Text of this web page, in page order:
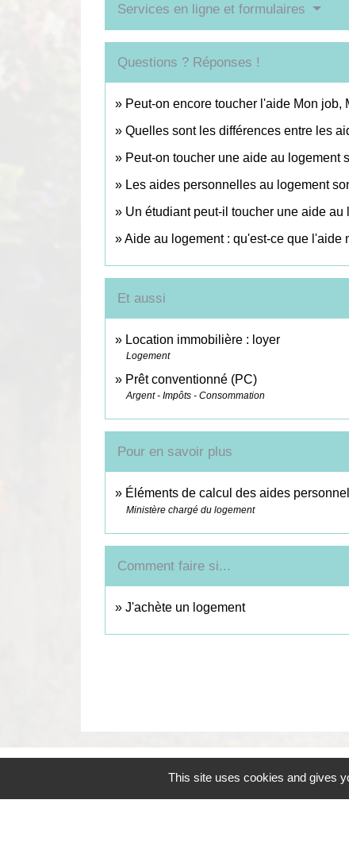
Services en ligne et formulaires
Questions ? Réponses !
Peut-on encore toucher l'aide Mon job,
Quelles sont les différences entre les
Peut-on toucher une aide au logement
Les aides personnelles au logement
Un étudiant peut-il toucher une aide au
Aide au logement : qu'est-ce que l'aide
Et aussi
Location immobilière : loyer
Logement
Prêt conventionné (PC)
Argent - Impôts - Consommation
Pour en savoir plus
Éléments de calcul des aides
Ministère chargé du logement
Comment faire si...
J'achète un logement
Contacts
This site uses cookies and gives